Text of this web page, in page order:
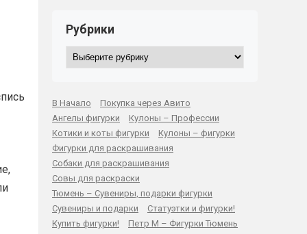
Рубрики
Рубрики
В Начало
Покупка через Авито
Ангелы фигурки
Кулоны – Профессии
Котики и коты фигурки
Кулоны – фигурки
Фигурки для раскрашивания
Собаки для раскрашивания
Совы для раскраски
Тюмень – Сувениры, подарки фигурки
Сувениры и подарки
Статуэтки и фигурки!
Купить фигурки!
Петр М – Фигурки Тюмень